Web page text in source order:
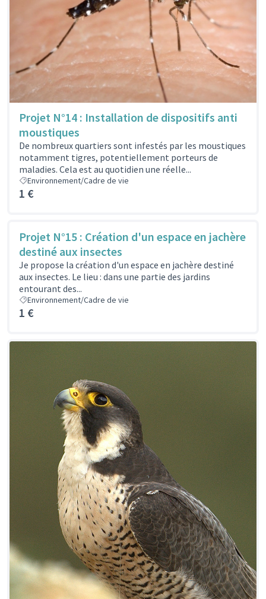
Projet N°14 : Installation de dispositifs anti
moustiques
De nombreux quartiers sont infestés par les moustiques
notamment tigres, potentiellement porteurs de
maladies. Cela est au quotidien une réelle...
Environnement/Cadre de vie
1 €
Projet N°15 : Création d'un espace en jachère
destiné aux insectes
Je propose la création d'un espace en jachère destiné
aux insectes. Le lieu : dans une partie des jardins
entourant des...
Environnement/Cadre de vie
1 €